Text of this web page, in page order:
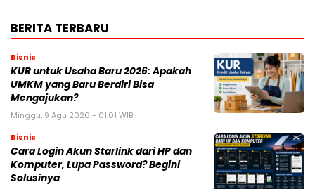
BERITA TERBARU
Bisnis
KUR untuk Usaha Baru 2026: Apakah
UMKM yang Baru Berdiri Bisa
Mengajukan?
Minggu, 9 Agu 2026 - 01:01 WIB
Bisnis
Cara Login Akun Starlink dari HP dan
Komputer, Lupa Password? Begini
Solusinya